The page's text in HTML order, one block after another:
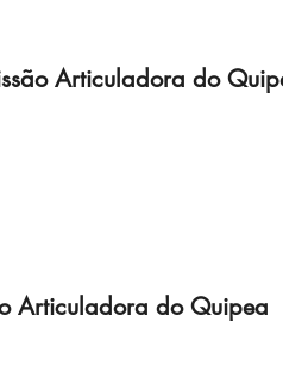
Articuladora do
Articuladora do Quipea